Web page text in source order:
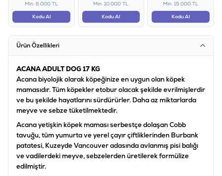
Min: 6.000 TL
Kodu Al
Min: 10.000 TL
Kodu Al
Min: 15.000 TL
Kodu Al
Ürün Özellikleri
ACANA ADULT DOG 17 KG
Acana biyolojik olarak köpeğinize en uygun olan köpek
mamasıdır. Tüm köpekler etobur olacak şekilde evrilmişlerdir
ve bu şekilde hayatlarını sürdürürler. Daha az miktarlarda
meyve ve sebze tüketilmektedir.
Acana yetişkin köpek maması serbestçe dolaşan Cobb
tavuğu, tüm yumurta ve yerel çayır çiftliklerinden Burbank
patatesi, Kuzeyde Vancouver adasında avlanmış pisi balığı
ve vadilerdeki meyve, sebzelerden üretilerek formülize
edilmiştir.